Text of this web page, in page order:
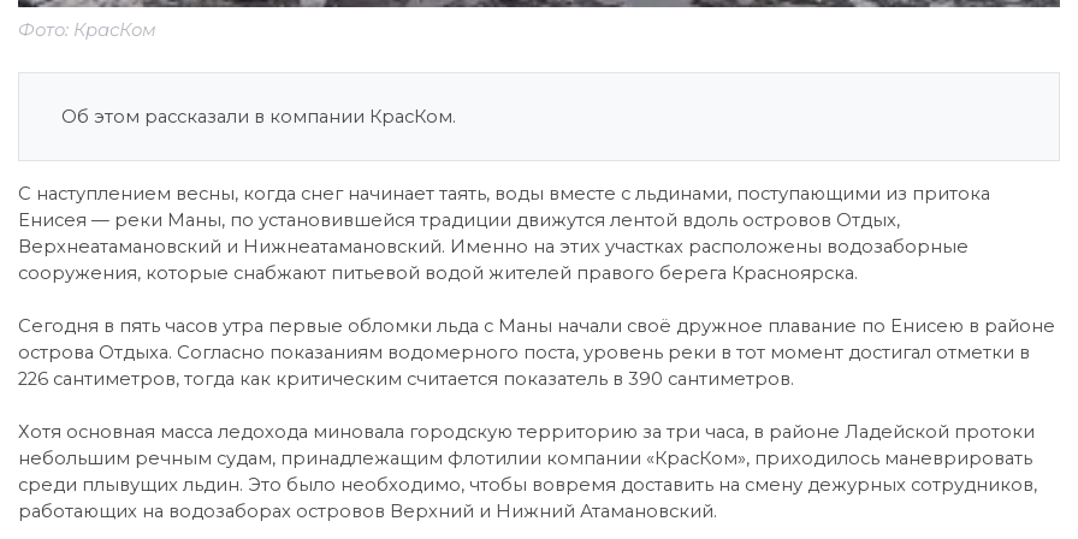
Фото: КрасКом
Об этом рассказали в компании КрасКом.
С наступлением весны, когда снег начинает таять, воды вместе с льдинами, поступающими из притока
Енисея — реки Маны, по установившейся традиции движутся лентой вдоль островов Отдых,
Верхнеатамановский и Нижнеатамановский. Именно на этих участках расположены водозаборные
сооружения, которые снабжают питьевой водой жителей правого берега Красноярска.
Сегодня в пять часов утра первые обломки льда с Маны начали своё дружное плавание по Енисею в районе
острова Отдыха. Согласно показаниям водомерного поста, уровень реки в тот момент достигал отметки в
226 сантиметров, тогда как критическим считается показатель в 390 сантиметров.
Хотя основная масса ледохода миновала городскую территорию за три часа, в районе Ладейской протоки
небольшим речным судам, принадлежащим флотилии компании «КрасКом», приходилось маневрировать
среди плывущих льдин. Это было необходимо, чтобы вовремя доставить на смену дежурных сотрудников,
работающих на водозаборах островов Верхний и Нижний Атамановский.